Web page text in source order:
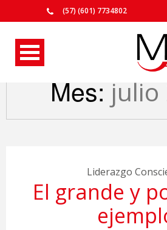
(57) (601) 7734802
Mes: julio
Liderazgo
El grande y